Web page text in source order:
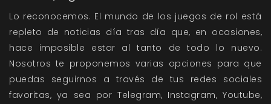
Lo reconocemos. El mundo de los juegos de rol está
repleto de noticias día tras día que, en ocasiones,
hace imposible estar al tanto de todo lo nuevo.
Nosotros te proponemos varias opciones para que
puedas seguirnos a través de tus redes sociales
favoritas, ya sea por Telegram, Instagram, Youtube,